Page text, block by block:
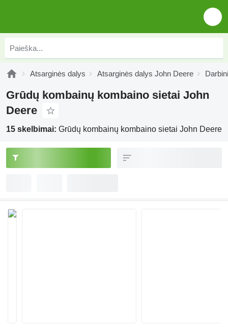
Atsarginės dalys Atsarginės dalys John Deere
Grūdų kombainų kombaino sietai John
Deere
15 skelbimai: Grūdų kombainų kombaino sietai John Deere